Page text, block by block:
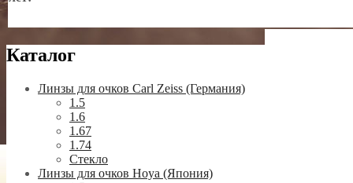
Каталог
Линзы для очков Carl Zeiss (Германия)
1.5
1.6
1.67
1.74
Стекло
Линзы для очков Hoya (Япония)